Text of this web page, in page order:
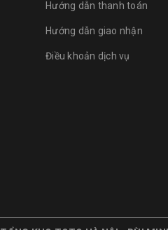
Hướng dẫn thanh toán
Hướng dẫn giao nhận
Điều khoản dịch vụ